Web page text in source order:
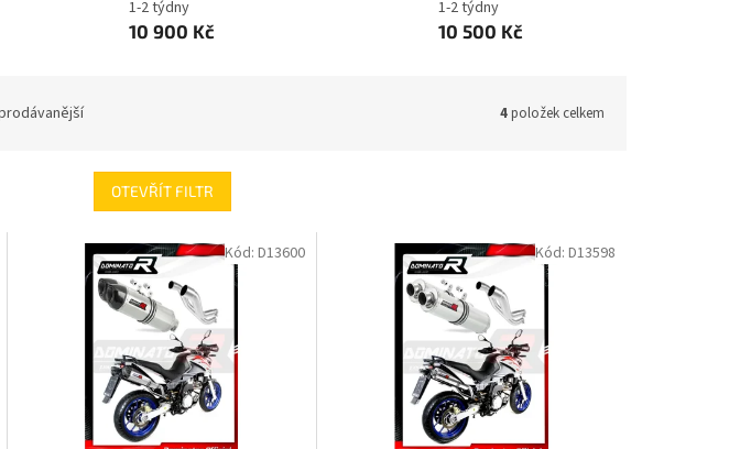
1-2 týdny
10 900 Kč
1-2 týdny
10 500 Kč
4položek celkem
OTEVŘÍT FILTR
Kód: D13600 Kód: D13598